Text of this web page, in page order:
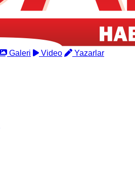
Galeri Video
Yazarlar